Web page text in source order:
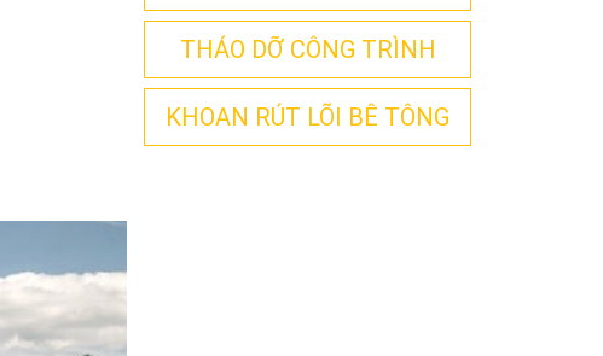
THÁO DỠ CÔNG TRÌNH
KHOAN RÚT LÕI BÊ TÔNG